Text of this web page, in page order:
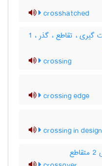
crosshatched
نقطه‌ی تقاطع ، اختلاط ، جفت گیری ، تقاطع ، گذر ، 1
crossing
crossing edge
crossing in design